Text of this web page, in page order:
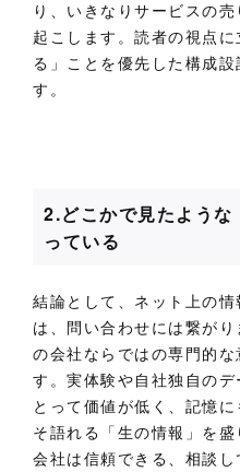
り、いきなりサービスの
起こします。読者の視点
る」ことを優先した構成
す。
2.どこかで見たよう
っている
結論として、ネット上の
は、問い合わせには繋が
の会社ならではの専門的
す。実体験や自社独自の
とって価値が低く、記憶
そ語れる「生の情報」を
会社は信頼できる、相談